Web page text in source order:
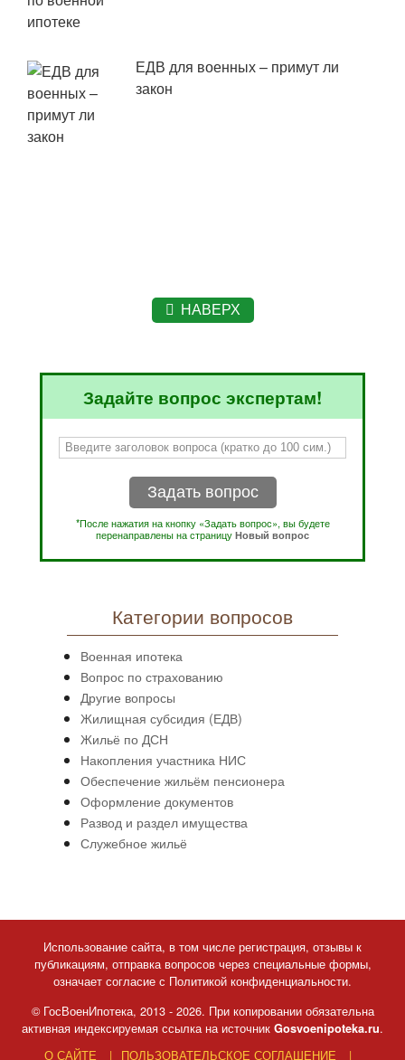
ЕДВ для военных – примут ли
закон
НАВЕРХ
Задайте вопрос экспертам!
Задать вопрос
*После нажатия на кнопку «Задать вопрос», вы будете
перенаправлены на страницуНовый вопрос
Категории вопросов
Военная ипотека
Вопрос по страхованию
Другие вопросы
Жилищная субсидия (ЕДВ)
Жильё по ДСН
Накопления участника НИС
Обеспечение жильём пенсионера
Оформление документов
Развод и раздел имущества
Служебное жильё
Использование сайта, в том числе регистрация, отзывы к
публикациям, отправка вопросов через специальные формы,
означает согласие с Политикой конфиденциальности.
© ГосВоенИпотека, 2013 - 2026. При копировании обязательна
активная индексируемая ссылка на источник Gosvoenipoteka.ru.
О САЙТЕ
ПОЛЬЗОВАТЕЛЬСКОЕ СОГЛАШЕНИЕ